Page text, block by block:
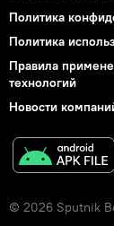
Политика
Политика
Правила
технологий
Новости
© 2026 Sputnik